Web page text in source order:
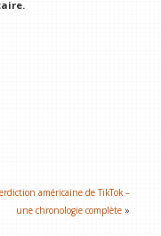
américaine de TikTok –
une chronologie complète »